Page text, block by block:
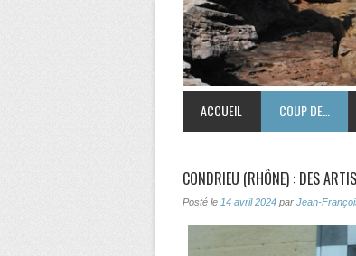
ACCUEIL COUP DE…
CONDRIEU (RHÔNE) : DES
Posté le 14 avril 2024 par Jean-